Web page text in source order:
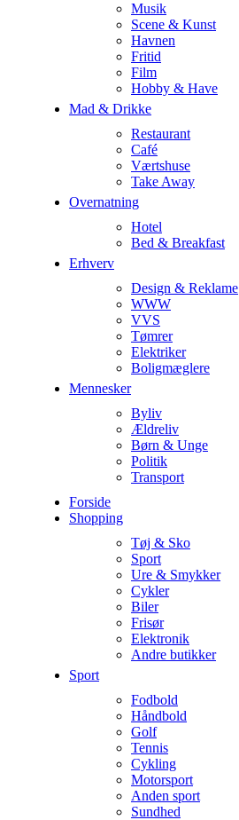
Musik
Scene & Kunst
Havnen
Fritid
Film
Hobby & Have
Mad & Drikke
Restaurant
Café
Værtshuse
Take Away
Overnatning
Hotel
Bed & Breakfast
Erhverv
Design & Reklame
WWW
VVS
Tømrer
Elektriker
Boligmæglere
Mennesker
Byliv
Ældreliv
Børn & Unge
Politik
Transport
Forside
Shopping
Tøj & Sko
Sport
Ure & Smykker
Cykler
Biler
Frisør
Elektronik
Andre butikker
Sport
Fodbold
Håndbold
Golf
Tennis
Cykling
Motorsport
Anden sport
Sundhed